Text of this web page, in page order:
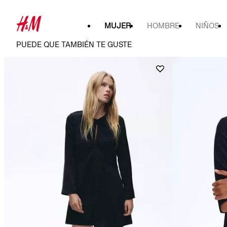
MUJER HOMBRE NIÑOS
PUEDE QUE TAMBIÉN TE GUSTE